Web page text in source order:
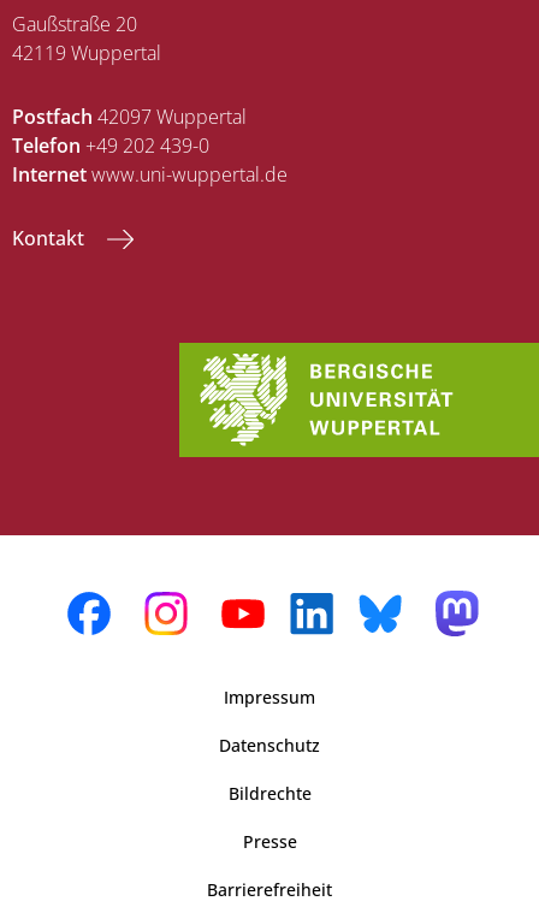
Gaußstraße 20
42119 Wuppertal
Postfach 42097 Wuppertal
Telefon +49 202 439-0
Internetwww.uni-wuppertal.de
Kontakt
Impressum
Datenschutz
Bildrechte
Presse
Barrierefreiheit